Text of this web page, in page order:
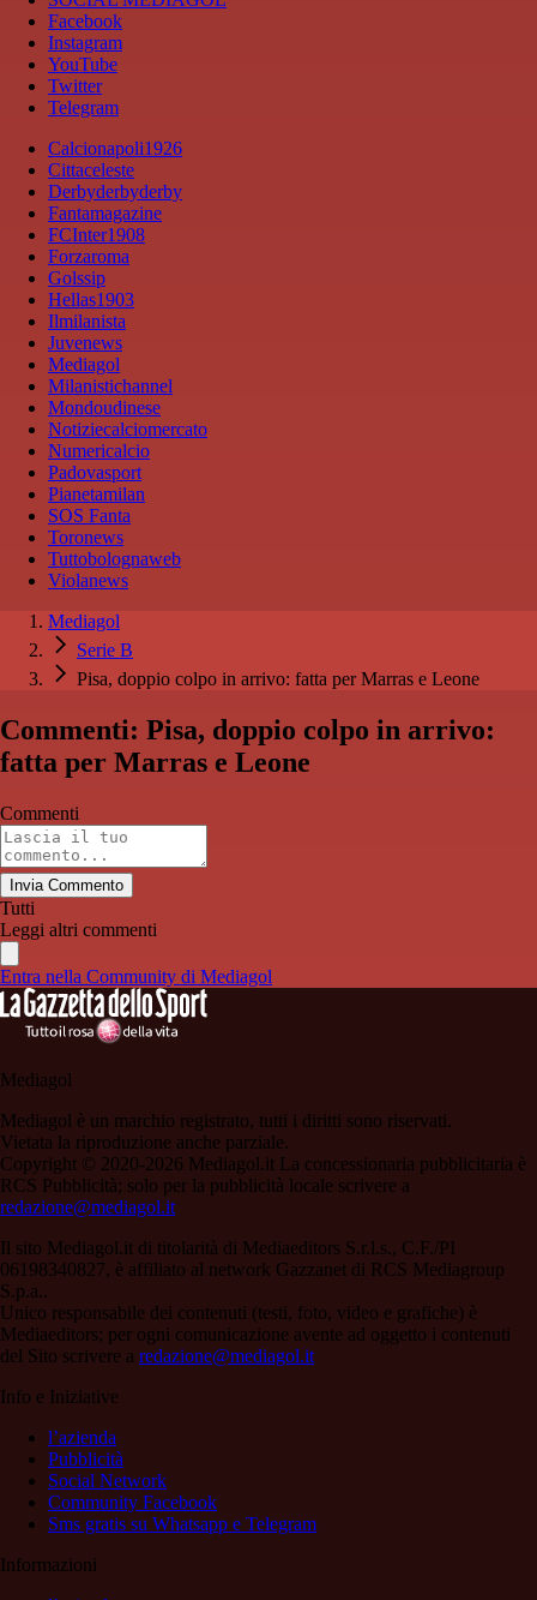
Facebook
Instagram
YouTube
Twitter
Telegram
Calcionapoli1926
Cittaceleste
Derbyderbyderby
Fantamagazine
FCInter1908
Forzaroma
Golssip
Hellas1903
Ilmilanista
Juvenews
Mediagol
Milanistichannel
Mondoudinese
Notiziecalciomercato
Numericalcio
Padovasport
Pianetamilan
SOS Fanta
Toronews
Tuttobolognaweb
Violanews
Mediagol
Serie B
Pisa, doppio colpo in arrivo: fatta per Marras e Leone
Commenti: Pisa, doppio colpo in arrivo:
fatta per Marras e Leone
Commenti
Invia Commento
Tutti
Leggi altri commenti
Entra nella Community di Mediagol
Mediagol
Mediagol è un marchio registrato, tutti i diritti sono riservati.
Vietata la riproduzione anche parziale.
Copyright © 2020-2026 Mediagol.it La concessionaria pubblicitaria è
RCS Pubblicità; solo per la pubblicità locale scrivere a
redazione@mediagol.it
Il sito Mediagol.it di titolarità di Mediaeditors S.r.l.s., C.F./PI
06198340827, è affiliato al network Gazzanet di RCS Mediagroup
S.p.a..
Unico responsabile dei contenuti (testi, foto, video e grafiche) è
Mediaeditors; per ogni comunicazione avente ad oggetto i contenuti
del Sito scrivere a redazione@mediagol.it
Info e Iniziative
l’azienda
Pubblicità
Social Network
Community Facebook
Sms gratis su Whatsapp e Telegram
Informazioni